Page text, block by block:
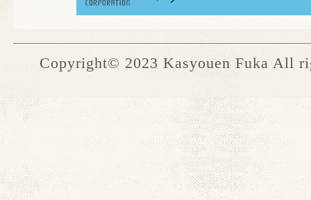
Copyright© 2023 Kasyouen Fuka All